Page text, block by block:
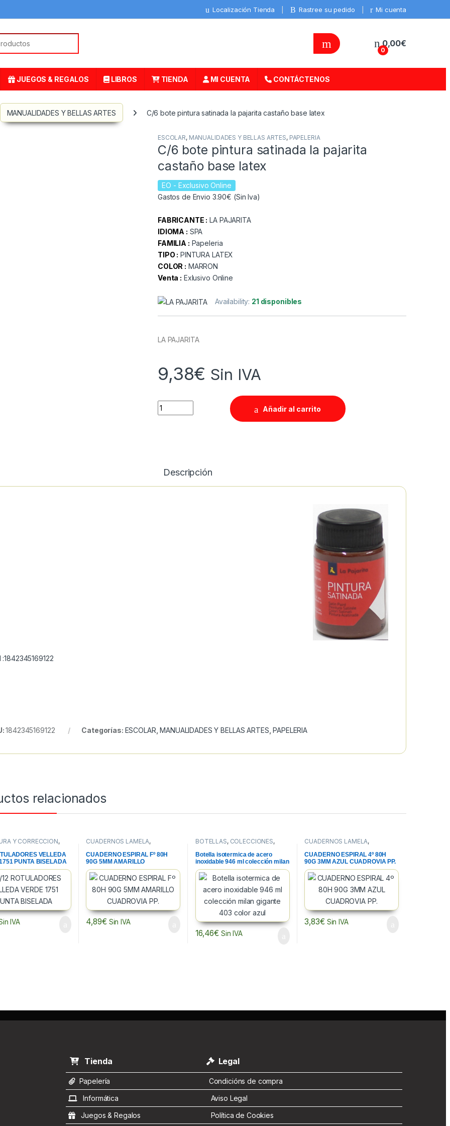
Localización Tienda Rastree su pedido Mi cuenta
0
0,00€
JUEGOS & REGALOS LIBROS TIENDA MI CUENTA CONTÁCTENOS
MANUALIDADES Y BELLAS ARTES C/6 bote pintura satinada la pajarita castaño base latex
ESCOLAR, MANUALIDADES Y BELLAS ARTES, PAPELERIA
C/6 bote pintura satinada la pajarita
castaño base latex
EO - Exclusivo Online
Gastos de Envio 3.90€ (Sin Iva)
FABRICANTE : LA PAJARITA
IDIOMA : SPA
FAMILIA : Papeleria
TIPO : PINTURA LATEX
COLOR : MARRON
Venta : Exlusivo Online
Availability: 21 disponibles
LA PAJARITA
9,38€ Sin IVA
Quantity
Añadir al carrito
Descripción
:1842345169122
1842345169122 Categorías: ESCOLAR ,MANUALIDADES Y BELLAS ARTES ,PAPELERIA
relacionados
Y CORRECCION,
BLANCA
VELLEDA
PUNTA BISELADA
IVA
CUADERNOS LAMELA,
PAPELERIA
CUADERNO ESPIRAL Fº 80H
90G 5MM AMARILLO
CUADROVIA PP.
4,89€ Sin IVA
BOTELLAS, COLECCIONES,
Botella isotermica de acero
inoxidable 946 ml colección milan
gigante 403 color azul
16,46€ Sin IVA
CUADERNOS LAMELA,
PAPELERIA
CUADERNO ESPIRAL 4º 80H
90G 3MM AZUL CUADROVIA PP.
3,83€ Sin IVA
Tienda Legal
Papelería
Condicións de compra
Informática
Aviso Legal
Juegos & Regalos
Política de Cookies